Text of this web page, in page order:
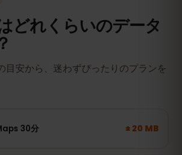
どれくらいのデータ
目安から、迷わずぴったりのプランを
30分 ± 20 MB